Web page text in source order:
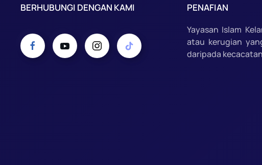
BERHUBUNGI DENGAN KAMI PENAFIAN
Yayasan Islam
atau kerugian
daripada